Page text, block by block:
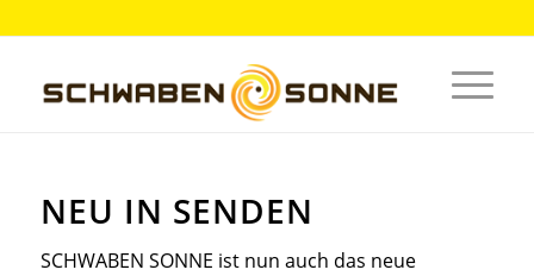
NEU IN SENDEN
SCHWABEN SONNE ist nun auch das neue